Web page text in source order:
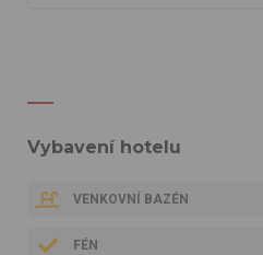
Vybavení hotelu
VENKOVNÍ BAZÉN
FÉN